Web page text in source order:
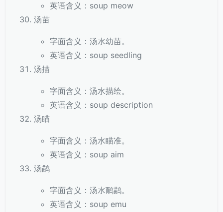
英语含义：soup meow
汤苗
字面含义：汤水幼苗。
英语含义：soup seedling
汤描
字面含义：汤水描绘。
英语含义：soup description
汤瞄
字面含义：汤水瞄准。
英语含义：soup aim
汤鹋
字面含义：汤水鸸鹋。
英语含义：soup emu